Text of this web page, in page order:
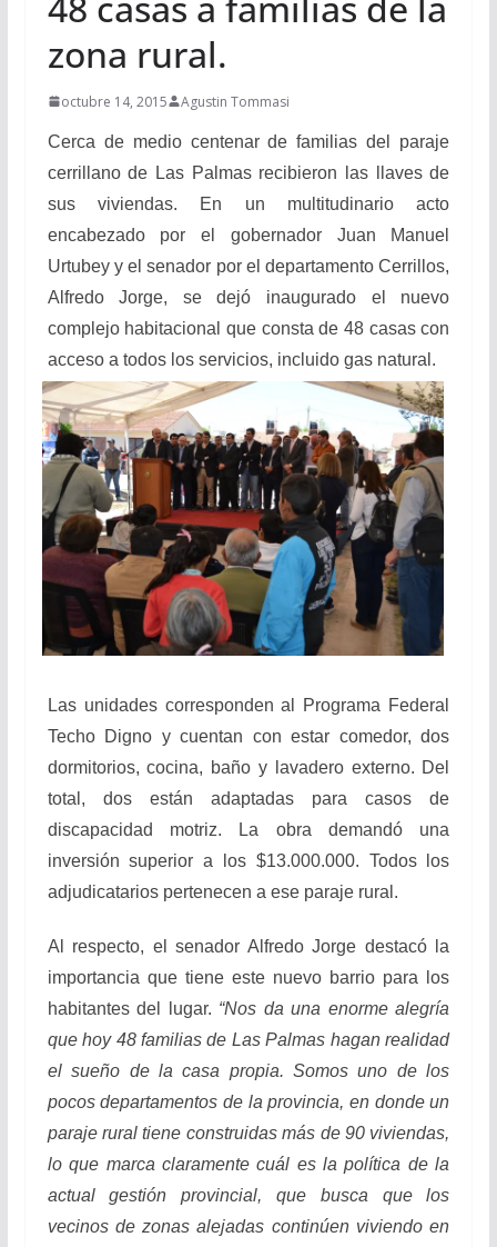
zona rural.
octubre 14, 2015 Agustin Tommasi
Cerca de medio centenar de familias del paraje
cerrillano de Las Palmas recibieron las llaves de
sus viviendas. En un multitudinario acto
encabezado por el gobernador Juan Manuel
Urtubey y el senador por el departamento Cerrillos,
Alfredo Jorge, se dejó inaugurado el nuevo
complejo habitacional que consta de 48 casas con
acceso a todos los servicios, incluido gas natural.
Las unidades corresponden al Programa Federal
Techo Digno y cuentan con estar comedor, dos
dormitorios, cocina, baño y lavadero externo. Del
total, dos están adaptadas para casos de
discapacidad motriz. La obra demandó una
inversión superior a los $13.000.000. Todos los
adjudicatarios pertenecen a ese paraje rural.
Al respecto, el senador Alfredo Jorge destacó la
importancia que tiene este nuevo barrio para los
habitantes del lugar. “Nos da una enorme alegría
que hoy 48 familias de Las Palmas hagan realidad
el sueño de la casa propia. Somos uno de los
pocos departamentos de la provincia, en donde un
paraje rural tiene construidas más de 90 viviendas,
lo que marca claramente cuál es la política de la
actual gestión provincial, que busca que los
vecinos de zonas alejadas continúen viviendo en